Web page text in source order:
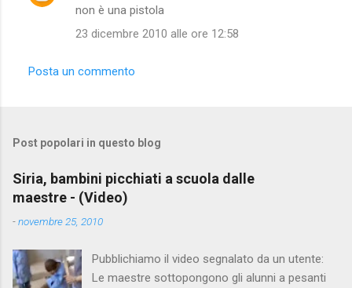
non è una pistola
23 dicembre 2010 alle ore 12:58
Posta un commento
Post popolari in questo blog
Siria, bambini picchiati a scuola dalle
maestre - (Video)
-novembre 25, 2010
Pubblichiamo il video segnalato da un utente:
Le maestre sottopongono gli alunni a pesanti